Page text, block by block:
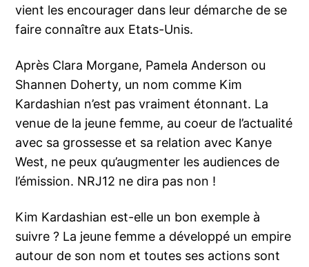
vient les encourager dans leur démarche de se
faire connaître aux Etats-Unis.
Après Clara Morgane, Pamela Anderson ou
Shannen Doherty, un nom comme Kim
Kardashian n’est pas vraiment étonnant. La
venue de la jeune femme, au coeur de l’actualité
avec sa grossesse et sa relation avec Kanye
West, ne peux qu’augmenter les audiences de
l’émission. NRJ12 ne dira pas non !
Kim Kardashian est-elle un bon exemple à
suivre ? La jeune femme a développé un empire
autour de son nom et toutes ses actions sont